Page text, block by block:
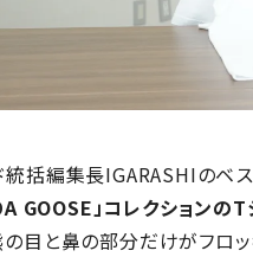
統括編集長IGARASHIのベス
GOOSE」コレクションのT
の目と鼻の部分だけがフロ